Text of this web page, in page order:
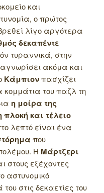
και
ο πρώτος
λίγο αργότερα
δεκαπέντε
τυραννικά, στην
ακόμα και
Κάμπιονπασχίζει
του παζλ τη
η μοίρα της
πλοκή και τέλειο
λεπτό είναι ένα
που
Η Μάρτζερι
στους εξέχοντες
αστυνομικό
στις δεκαετίες του